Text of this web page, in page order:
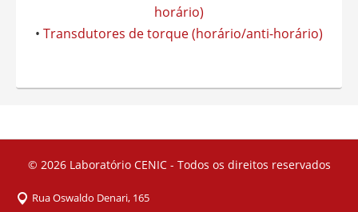
horário)
• Transdutores de torque (horário/anti-horário)
© 2026 Laboratório CENIC - Todos os direitos reservados
Rua Oswaldo Denari, 165